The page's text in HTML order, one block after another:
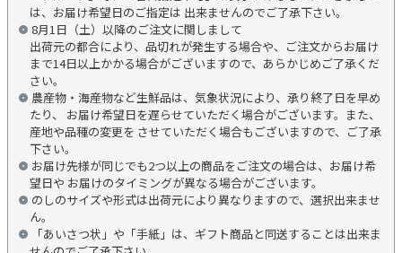
は、お届け希望日のご指定は 出来ませんのでご了承下さい。
8月1日（土）以降のご注文に関しまして
出荷元の都合により、品切れが発生する場合や、ご注文からお届け
まで14日以上かかる場合がございますので、あらかじめご了承くだ
さい。
農産物・海産物など生鮮品は、気象状況により、承り終了日を早め
たり、 お届け希望日を遅らせていただく場合がございます。また、
産地や品種の変更を させていただく場合もございますので、ご了承
下さい。
お届け先様が同じでも2つ以上の商品をご注文の場合は、お届け希
望日や お届けのタイミングが異なる場合がございます。
のしのサイズや形式は出荷元により異なりますので、選択出来ませ
ん。
「あいさつ状」や「手紙」は、ギフト商品と同送することは出来ま